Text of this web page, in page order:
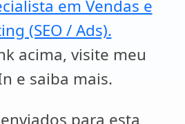
em Vendas e
(SEO / Ads).
acima, visite meu
e saiba mais.
para esta